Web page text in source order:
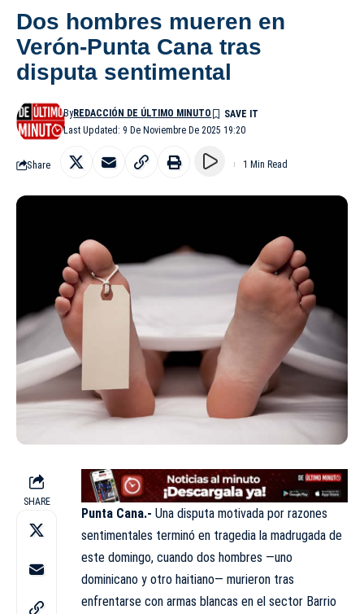
Dos hombres mueren en
Verón-Punta Cana tras
disputa sentimental
Last Updated: 9 De Noviembre De 2025 19:20
ByREDACCIÓN DE ÚLTIMO MINUTO
Share 1 Min Read
SHARE
Punta Cana.- Una disputa motivada por razones
sentimentales terminó en tragedia la madrugada de
este domingo, cuando dos hombres —uno
dominicano y otro haitiano— murieron tras
enfrentarse con armas blancas en el sector Barrio